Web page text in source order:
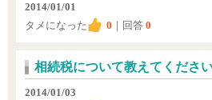
2014/01/01
タメになった
0 ｜回答 0
相続税について教えてくださ
2014/01/03